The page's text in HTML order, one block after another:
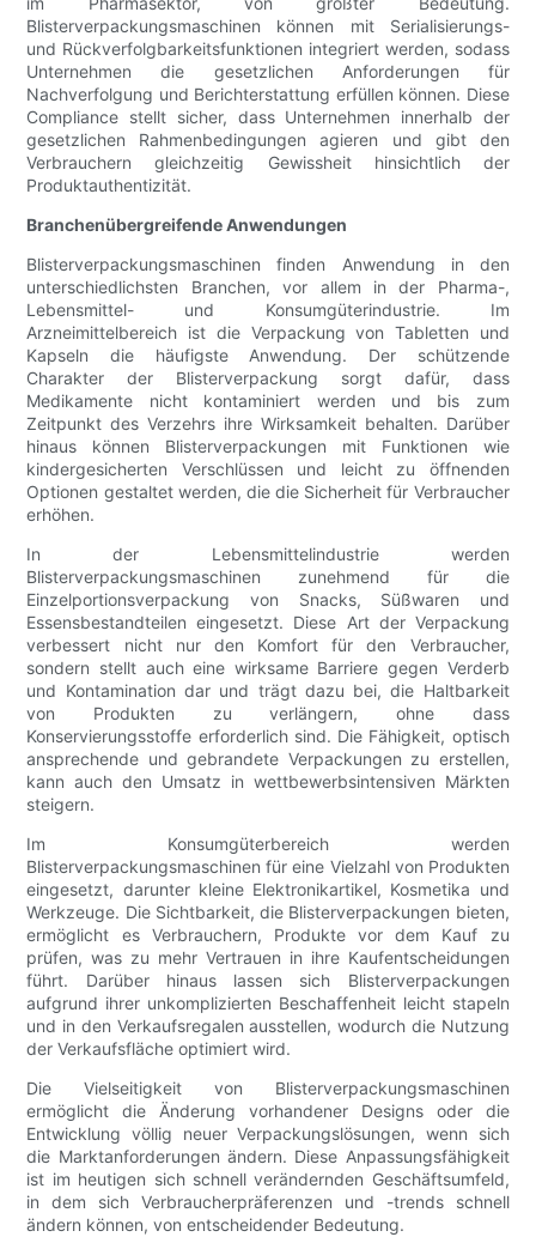
Blisterverpackungsmaschinen können mit Serialisierungs-
und Rückverfolgbarkeitsfunktionen integriert werden, sodass
Unternehmen die gesetzlichen Anforderungen für
Nachverfolgung und Berichterstattung erfüllen können. Diese
Compliance stellt sicher, dass Unternehmen innerhalb der
gesetzlichen Rahmenbedingungen agieren und gibt den
Verbrauchern gleichzeitig Gewissheit hinsichtlich der
Produktauthentizität.
Branchenübergreifende Anwendungen
Blisterverpackungsmaschinen finden Anwendung in den
unterschiedlichsten Branchen, vor allem in der Pharma-,
Lebensmittel- und Konsumgüterindustrie. Im
Arzneimittelbereich ist die Verpackung von Tabletten und
Kapseln die häufigste Anwendung. Der schützende
Charakter der Blisterverpackung sorgt dafür, dass
Medikamente nicht kontaminiert werden und bis zum
Zeitpunkt des Verzehrs ihre Wirksamkeit behalten. Darüber
hinaus können Blisterverpackungen mit Funktionen wie
kindergesicherten Verschlüssen und leicht zu öffnenden
Optionen gestaltet werden, die die Sicherheit für Verbraucher
erhöhen.
In der Lebensmittelindustrie werden
Blisterverpackungsmaschinen zunehmend für die
Einzelportionsverpackung von Snacks, Süßwaren und
Essensbestandteilen eingesetzt. Diese Art der Verpackung
verbessert nicht nur den Komfort für den Verbraucher,
sondern stellt auch eine wirksame Barriere gegen Verderb
und Kontamination dar und trägt dazu bei, die Haltbarkeit
von Produkten zu verlängern, ohne dass
Konservierungsstoffe erforderlich sind. Die Fähigkeit, optisch
ansprechende und gebrandete Verpackungen zu erstellen,
kann auch den Umsatz in wettbewerbsintensiven Märkten
steigern.
Im Konsumgüterbereich werden
Blisterverpackungsmaschinen für eine Vielzahl von Produkten
eingesetzt, darunter kleine Elektronikartikel, Kosmetika und
Werkzeuge. Die Sichtbarkeit, die Blisterverpackungen bieten,
ermöglicht es Verbrauchern, Produkte vor dem Kauf zu
prüfen, was zu mehr Vertrauen in ihre Kaufentscheidungen
führt. Darüber hinaus lassen sich Blisterverpackungen
aufgrund ihrer unkomplizierten Beschaffenheit leicht stapeln
und in den Verkaufsregalen ausstellen, wodurch die Nutzung
der Verkaufsfläche optimiert wird.
Die Vielseitigkeit von Blisterverpackungsmaschinen
ermöglicht die Änderung vorhandener Designs oder die
Entwicklung völlig neuer Verpackungslösungen, wenn sich
die Marktanforderungen ändern. Diese Anpassungsfähigkeit
ist im heutigen sich schnell verändernden Geschäftsumfeld,
in dem sich Verbraucherpräferenzen und -trends schnell
ändern können, von entscheidender Bedeutung.